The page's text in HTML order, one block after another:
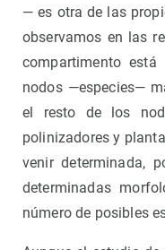
— es otra de las
observamos en las
compartimento
nodos —especies—
el resto de los
polinizadores y
venir determinada,
determinadas
número de posibles